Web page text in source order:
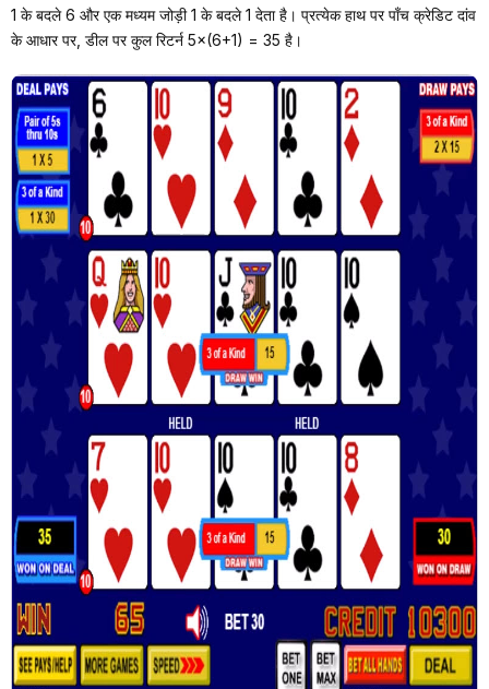
1 के बदले 6 और एक मध्यम जोड़ी 1 के बदले 1 देता है। प्रत्येक हाथ पर पाँच क्रेडिट दांव
के आधार पर, डील पर कुल रिटर्न 5×(6+1) = 35 है।